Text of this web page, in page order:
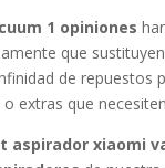
1 opiniones
que
de repuestos
extras que
aspirador xiaomi